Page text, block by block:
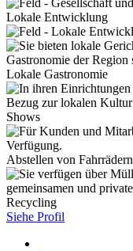
Lokale Entwicklung
Lokale Gastronomie
Shows
Abstellen von Fahrrädern
Recycling
Siehe Profil